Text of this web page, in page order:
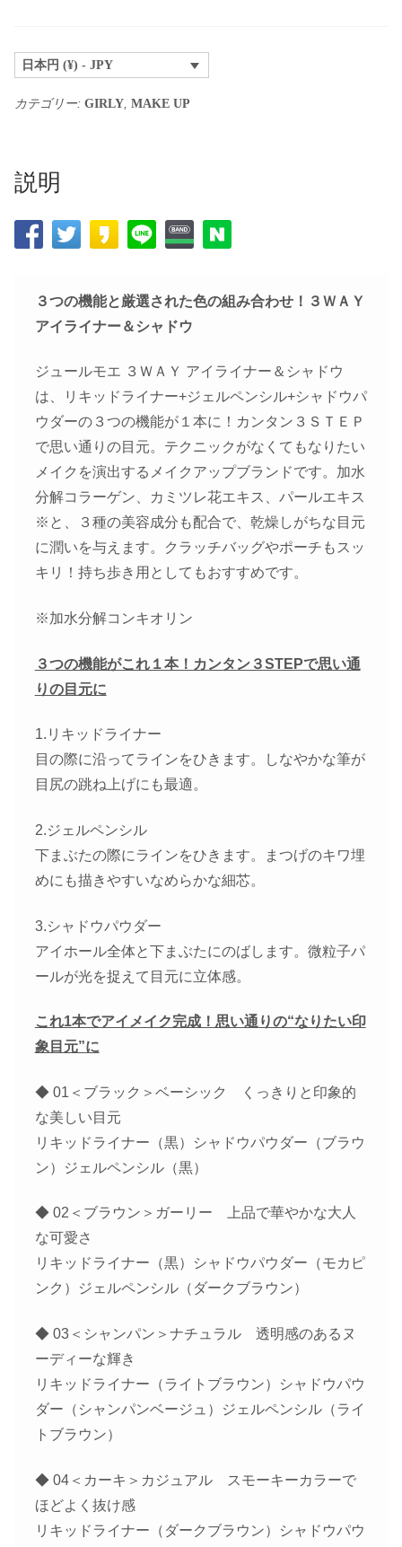
ー
ド
ウ
#2
ブ
日本円 (¥) - JPY
カテゴリー: GIRLY MAKE UP
説明
３つの機能と厳選された色の組み合わせ！３ＷＡＹ
アイライナー＆シャドウ
ジュールモエ ３ＷＡＹ アイライナー＆シャドウ
は、リキッドライナー+ジェルペンシル+シャドウパ
ウダーの３つの機能が１本に！カンタン３ＳＴＥＰ
で思い通りの目元。テクニックがなくてもなりたい
メイクを演出するメイクアップブランドです。加水
分解コラーゲン、カミツレ花エキス、パールエキス
※と、３種の美容成分も配合で、乾燥しがちな目元
に潤いを与えます。クラッチバッグやポーチもスッ
キリ！持ち歩き用としてもおすすめです。
※加水分解コンキオリン
３つの機能がこれ１本！カンタン３STEPで思い通
りの目元に
1.リキッドライナー
目の際に沿ってラインをひきます。しなやかな筆が
目尻の跳ね上げにも最適。
2.ジェルペンシル
下まぶたの際にラインをひきます。まつげのキワ埋
めにも描きやすいなめらかな細芯。
3.シャドウパウダー
アイホール全体と下まぶたにのばします。微粒子パ
ールが光を捉えて目元に立体感。
これ1本でアイメイク完成！思い通りの“なりたい印
象目元”に
◆ 01＜ブラック＞ベーシック くっきりと印象的
な美しい目元
リキッドライナー（黒）シャドウパウダー（ブラウ
ン）ジェルペンシル（黒）
◆ 02＜ブラウン＞ガーリー 上品で華やかな大人
な可愛さ
リキッドライナー（黒）シャドウパウダー（モカピ
ンク）ジェルペンシル（ダークブラウン）
◆ 03＜シャンパン＞ナチュラル 透明感のあるヌ
ーディーな輝き
リキッドライナー（ライトブラウン）シャドウパウ
ダー（シャンパンベージュ）ジェルペンシル（ライ
トブラウン）
◆ 04＜カーキ＞カジュアル スモーキーカラーで
ほどよく抜け感
リキッドライナー（ダークブラウン）シャドウパウ